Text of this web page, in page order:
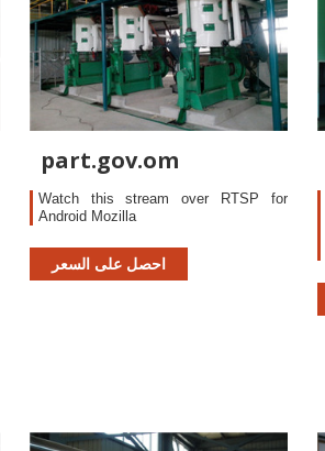
part.gov.om
Watch this stream over RTSP for
Android Mozilla
احصل على السعر